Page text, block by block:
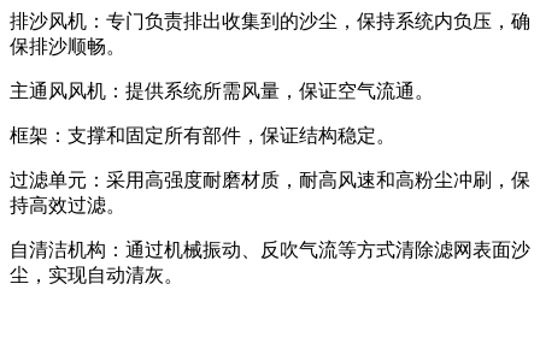
排沙风机‌：专门负责排出收集到的沙尘，保持系统内负压，确
保排沙顺畅。
主通风风机‌：提供系统所需风量，保证空气流通。
框架‌：支撑和固定所有部件，保证结构稳定。
过滤单元‌：采用高强度耐磨材质，耐高风速和高粉尘冲刷，保
持高效过滤。
自清洁机构‌：通过机械振动、反吹气流等方式清除滤网表面沙
尘，实现自动清灰。